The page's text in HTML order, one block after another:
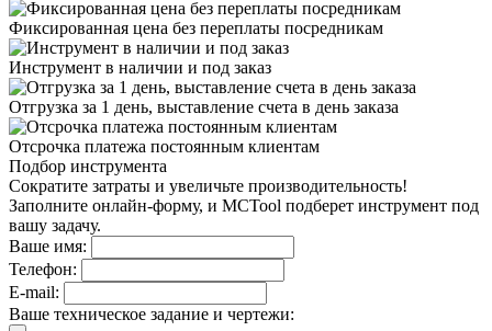
Фиксированная цена без переплаты посредникам
Инструмент в наличии и под заказ
Отгрузка за 1 день, выставление счета в день заказа
Отсрочка платежа постоянным клиентам
Подбор инструмента
Сократите затраты и увеличьте производительность!
Заполните онлайн-форму, и MCTool подберет инструмент под
вашу задачу.
Ваше имя:
Телефон:
E-mail:
Ваше техническое задание и чертежи: